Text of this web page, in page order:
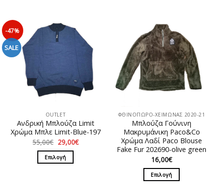
παραλλαγές.
Οι
επιλεγούν
του
προϊόντος
έχει
πολλαπλές
παραλλαγές.
Οι
επιλογές
μπορούν
να
σελίδα
του
προϊόντος
-47%
SALE
OUTLET
Ανδρική Μπλούζα Limit
Χρώμα Μπλε Limit-Blue-197
55,00€ Original
price
was:
55,00€.
29,00€Η
τρέχουσα
Επιλογή
ΦΘΙΝΟΠΩΡΟ-ΧΕΙΜΩΝΑΣ 2020-21
Μπλούζα Γούνινη
Mακρυμάνικη Paco&Co
Χρώμα Λαδί Paco Blouse
Fake Fur 202690-olive green
16,00€
Επιλογή